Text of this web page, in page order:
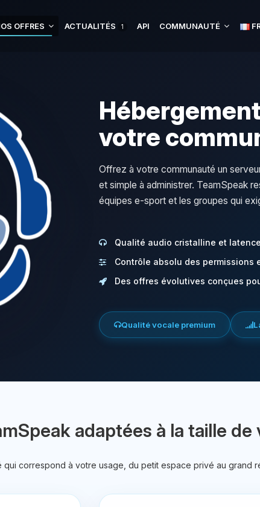
OFFRES ACTUALITÉS 1 API COMMUNAUTÉ
votre
Offrez à votre communauté un
et simple à administrer. TeamSpeak
équipes e-sport et les groupes qui
Qualité audio cristalline et
Contrôle absolu des permissions
Des offres évolutives conçues
Qualité vocale premium
adaptées à la taille
qui correspond à votre usage, du petit espace privé au grand